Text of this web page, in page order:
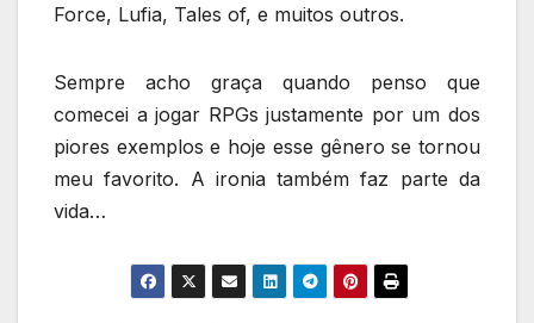
Force, Lufia, Tales of, e muitos outros.
Sempre acho graça quando penso que
comecei a jogar RPGs justamente por um dos
piores exemplos e hoje esse gênero se tornou
meu favorito. A ironia também faz parte da
vida…